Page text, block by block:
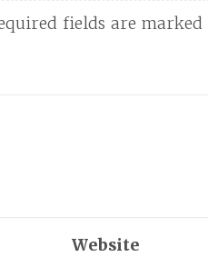
fields are marked
Website